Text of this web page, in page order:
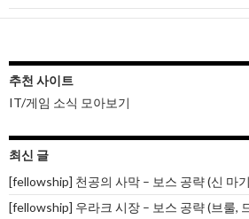
이
추천 사이트
IT/게임 소식 모아보기
최신 글
[fellowship] 천공의 사막 – 보스 공략 (신 마
[fellowship] 우라크 시장 – 보스 공략 (브룰,